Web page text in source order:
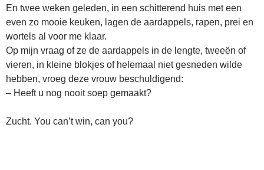
En twee weken geleden, in een schitterend huis met een
even zo mooie keuken, lagen de aardappels, rapen, prei en
wortels al voor me klaar.
Op mijn vraag of ze de aardappels in de lengte, tweeën of
vieren, in kleine blokjes of helemaal niet gesneden wilde
hebben, vroeg deze vrouw beschuldigend:
– Heeft u nog nooit soep gemaakt?
Zucht. You can’t win, can you?